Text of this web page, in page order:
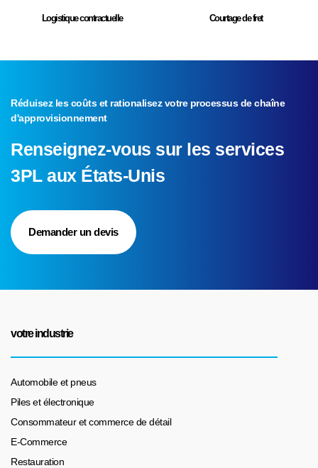
Logistique contractuelle Courtage de fret
Réduisez les coûts et rationalisez votre processus de chaîne
d'approvisionnement
Renseignez-vous sur les services
3PL aux États-Unis
Demander un devis
votre industrie
Automobile et pneus
Piles et électronique
Consommateur et commerce de détail
E-Commerce
Restauration